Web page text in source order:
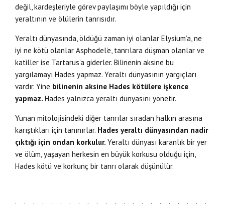
değil, kardeşleriyle görev paylaşımı böyle yapıldığı için
yeraltının ve ölülerin tanrısıdır.
Yeraltı dünyasında, öldüğü zaman iyi olanlar Elysium’a, ne
iyi ne kötü olanlar Asphodel’e, tanrılara düşman olanlar ve
katiller ise Tartarus’a giderler. Bilinenin aksine bu
yargılamayı Hades yapmaz. Yeraltı dünyasının yargıçları
vardır. Yine bilinenin aksine Hades kötülere işkence
yapmaz. Hades yalnızca yeraltı dünyasını yönetir.
Yunan mitolojisindeki diğer tanrılar sıradan halkın arasına
karıştıkları için tanınırlar. Hades yeraltı dünyasından nadir
çıktığı için ondan korkulur. Yeraltı dünyası karanlık bir yer
ve ölüm, yaşayan herkesin en büyük korkusu olduğu için,
Hades kötü ve korkunç bir tanrı olarak düşünülür.